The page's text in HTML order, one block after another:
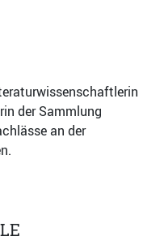
der Sammlung
an der